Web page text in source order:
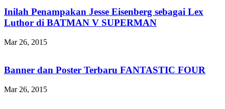
Inilah Penampakan Jesse Eisenberg sebagai Lex
Luthor di BATMAN V SUPERMAN
Mar 26, 2015
Banner dan Poster Terbaru FANTASTIC FOUR
Mar 26, 2015